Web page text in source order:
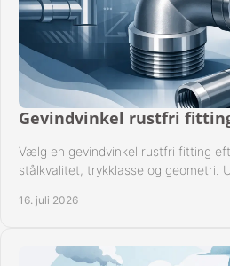
Gevindvinkel rustfri
Vælg en gevindvinkel rustfri fitting
stålkvalitet, trykklasse og geometri.
16. juli 2026